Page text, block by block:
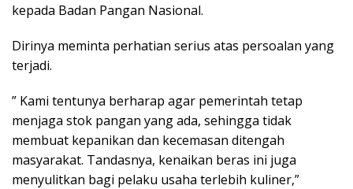
kepada Badan Pangan Nasional.
Dirinya meminta perhatian serius atas persoalan yang
terjadi.
” Kami tentunya berharap agar pemerintah tetap
menjaga stok pangan yang ada, sehingga tidak
membuat kepanikan dan kecemasan ditengah
masyarakat. Tandasnya, kenaikan beras ini juga
menyulitkan bagi pelaku usaha terlebih kuliner,”